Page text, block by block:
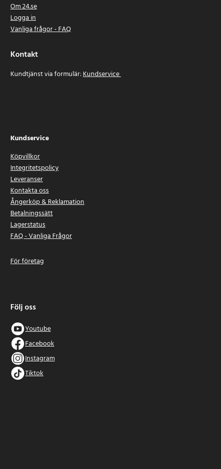
Om 24.se
Logga in
Vanliga frågor - FAQ
Kontakt
Kundtjänst via formulär:Kundservice
Kundservice
Köpvillkor
Integritetspolicy
Leveranser
Kontakta oss
Ångerköp & Reklamation
Betalningssätt
Lagerstatus
FAQ - Vanliga Frågor
För företag
Följ oss
Youtube
Facebook
Instagram
Tiktok